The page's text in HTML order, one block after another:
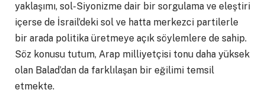
yaklaşımı, sol-Siyonizme dair bir sorgulama ve eleştiri
içerse de İsrail’deki sol ve hatta merkezci partilerle
bir arada politika üretmeye açık söylemlere de sahip.
Söz konusu tutum, Arap milliyetçisi tonu daha yüksek
olan Balad’dan da farklılaşan bir eğilimi temsil
etmekte.